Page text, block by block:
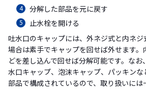
分解した部品を元に戻す
止水栓を開ける
吐水口のキャップには、外ネジ式と内ネ
場合は素手でキャップを回せば外せます
どを差し込んで回せば分解可能です。な
水口キャップ、泡沫キャップ、パッキン
部品で構成されているので、取り扱いには